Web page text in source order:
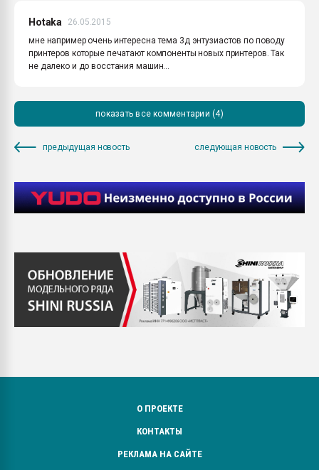
Hotaka
26.05.2015
мне например очень интересна тема 3д энтузиастов по поводу
принтеров которые печатают компоненты новых принтеров. Так
не далеко и до восстания машин...
показать все комментарии (4)
предыдущая новость следующая новость
О ПРОЕКТЕ
КОНТАКТЫ
РЕКЛАМА НА САЙТЕ